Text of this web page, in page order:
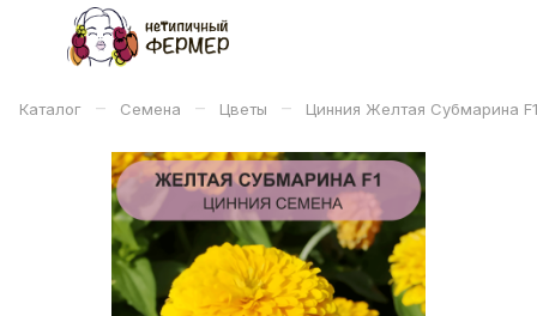
Каталог – Семена – Цветы – Цинния Желтая Субмарина